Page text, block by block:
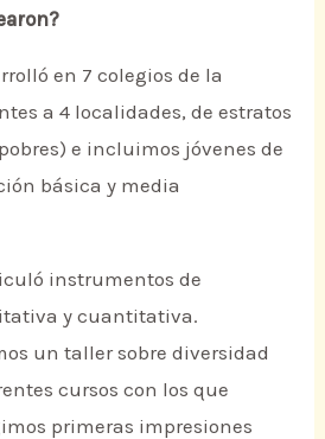
en 7 colegios de la
a 4 localidades, de estratos
e incluimos jóvenes de
básica y media
instrumentos de
y cuantitativa.
un taller sobre diversidad
cursos con los que
primeras impresiones